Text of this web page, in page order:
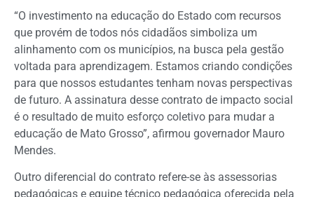
“O investimento na educação do Estado com recursos
que provém de todos nós cidadãos simboliza um
alinhamento com os municípios, na busca pela gestão
voltada para aprendizagem. Estamos criando condições
para que nossos estudantes tenham novas perspectivas
de futuro. A assinatura desse contrato de impacto social
é o resultado de muito esforço coletivo para mudar a
educação de Mato Grosso”, afirmou governador Mauro
Mendes.
Outro diferencial do contrato refere-se às assessorias
pedagógicas e equipe técnico pedagógica oferecida pela